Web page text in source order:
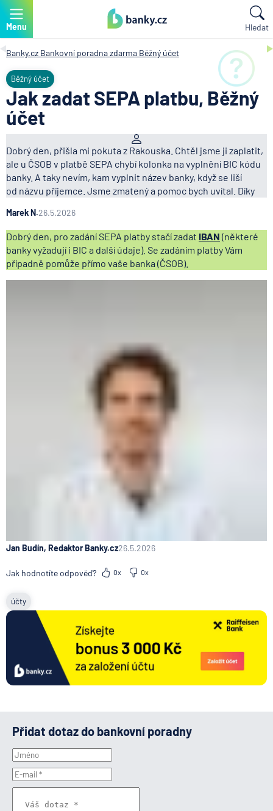
Menu Hledat
Banky.cz Bankovní poradna zdarma Běžný účet
Běžný účet
Jak zadat SEPA platbu, Běžný
účet
Dobrý den, přišla mi pokuta z Rakouska. Chtěl jsme ji zaplatit,
ale u ČSOB v platbě SEPA chybí kolonka na vyplnění BIC kódu
banky. A taky nevím, kam vyplnit název banky, když se liší
od názvu příjemce. Jsme zmatený a pomoc bych uvítal. Díky
Marek N.26.5.2026
Dobrý den, pro zadání SEPA platby stačí zadat IBAN (některé
banky vyžadují i BIC a další údaje). Se zadáním platby Vám
případně pomůže přímo vaše banka (ČSOB).
Jan Budín, Redaktor Banky.cz26.5.2026
Jak hodnotíte odpověď? 0x 0x
účty
Přidat dotaz do bankovní poradny